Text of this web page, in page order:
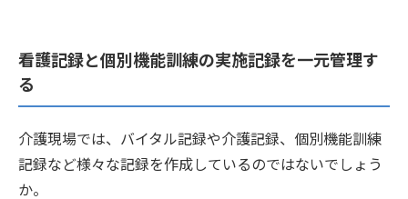
看護記録と個別機能訓練の実施記録を一元管理す
る
介護現場では、バイタル記録や介護記録、個別機能訓練
記録など様々な記録を作成しているのではないでしょう
か。